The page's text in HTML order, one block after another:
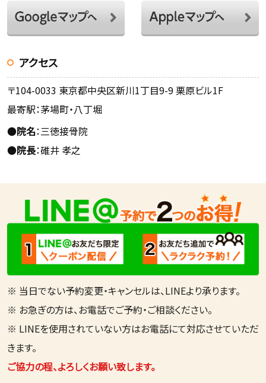
アクセス
〒104-0033 東京都中央区新川1丁目9-9 栗原ビル1F
最寄駅：茅場町・八丁堀
●院名：三徳接骨院
●院長：碓井 孝之
※ 当日でない予約変更・キャンセルは、LINEより承ります。
※ お急ぎの方は、お電話でご予約・ご相談ください。
※ LINEを使用されていない方はお電話にて対応させていただ
きます。
ご協力の程、よろしくお願い致します。